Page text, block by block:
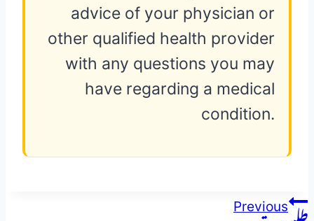
advice of your physician or
other qualified health provider
with any questions you may
have regarding a medical
condition.
پوسٹوں
Previous